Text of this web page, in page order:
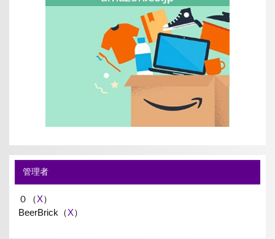
管理者
０（X）
BeerBrick（X）